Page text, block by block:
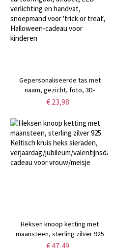
Gepersonaliseerde tas met
naam, gezicht, foto, 3D-
cartoonfiguur, alfabet, LED-
snoepmand voor 'trick or treat',
Halloween-cadeau voor kinderen
€ 23,98
Heksen knoop ketting met
maansteen, sterling zilver 925
Keltisch kruis heks sieraden,
€ 47,49